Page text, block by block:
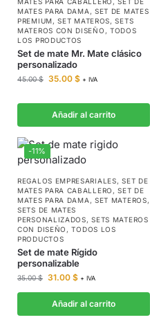
MATES PARA DAMA , SET DE MATES
PREMIUM,SET MATEROS,SETS
MATEROS CON DISEÑO ,TODOS
LOS PRODUCTOS
Set de mate Mr. Mate clásico
personalizado
45.00$ 35.00 $ + IVA
Añadir al carrito
-11%
REGALOS EMPRESARIALES,SET DE
MATES PARA CABALLERO ,SET DE
MATES PARA DAMA , SET MATEROS,
SETS DE MATES
PERSONALIZADOS,SETS MATEROS
CON DISEÑO ,TODOS LOS
PRODUCTOS
Set de mate Rígido
personalizable
35.00$ 31.00 $ + IVA
Añadir al carrito